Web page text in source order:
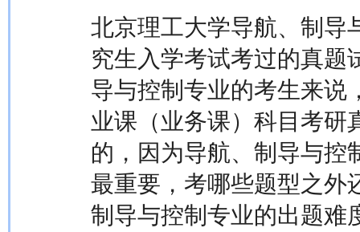
北京理工大学导航、制导
究生入学考试考过的真题
导与控制专业的考生来说
业课（业务课）科目考研
的，因为导航、制导与控
最重要，考哪些题型之外
制导与控制专业的出题难